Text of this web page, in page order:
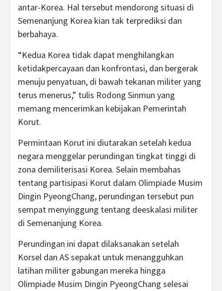
antar-Korea. Hal tersebut mendorong situasi di
Semenanjung Korea kian tak terprediksi dan
berbahaya.
“Kedua Korea tidak dapat menghilangkan
ketidakpercayaan dan konfrontasi, dan bergerak
menuju penyatuan, di bawah tekanan militer yang
terus menerus,” tulis Rodong Sinmun yang
memang mencerimkan kebijakan Pemerintah
Korut.
Permintaan Korut ini diutarakan setelah kedua
negara menggelar perundingan tingkat tinggi di
zona demiliterisasi Korea. Selain membahas
tentang partisipasi Korut dalam Olimpiade Musim
Dingin PyeongChang, perundingan tersebut pun
sempat menyinggung tentang deeskalasi militer
di Semenanjung Korea.
Perundingan ini dapat dilaksanakan setelah
Korsel dan AS sepakat untuk menangguhkan
latihan militer gabungan mereka hingga
Olimpiade Musim Dingin PyeongChang selesai